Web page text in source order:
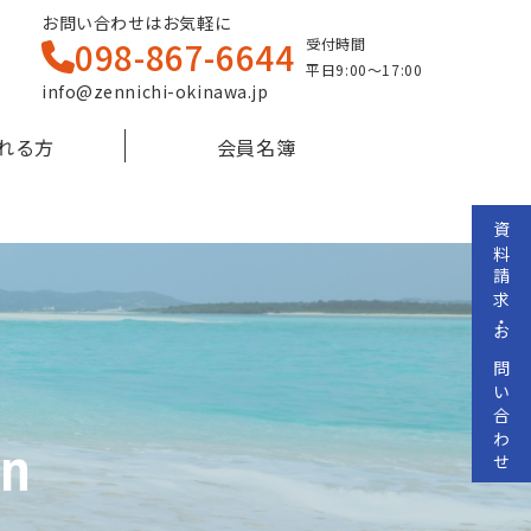
お問い合わせはお気軽に
098-867-6644
受付時間
平日9:00～17:00
info@zennichi-okinawa.jp
る⽅ 会員名簿
資料請求・お問い合わせ